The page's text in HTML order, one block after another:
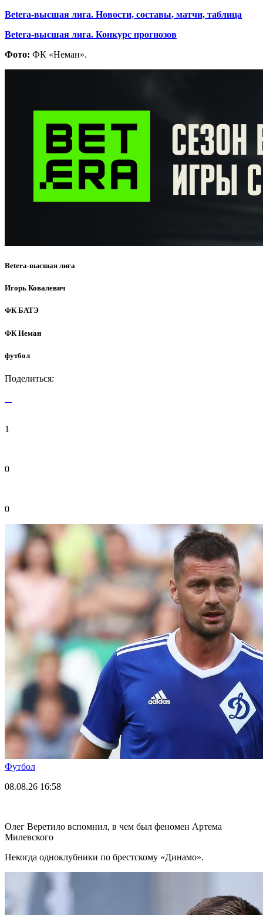
Betera-высшая лига. Новости, составы, матчи, таблица
Betera-высшая лига. Конкурс прогнозов
Фото: ФК «Неман».
Betera-высшая лига
Игорь Ковалевич
ФК БАТЭ
ФК Неман
футбол
Поделиться:
1
0
0
Футбол
08.08.26 16:58
Олег Веретило вспомнил, в чем был феномен Артема
Милевского
Некогда одноклубники по брестскому «Динамо».